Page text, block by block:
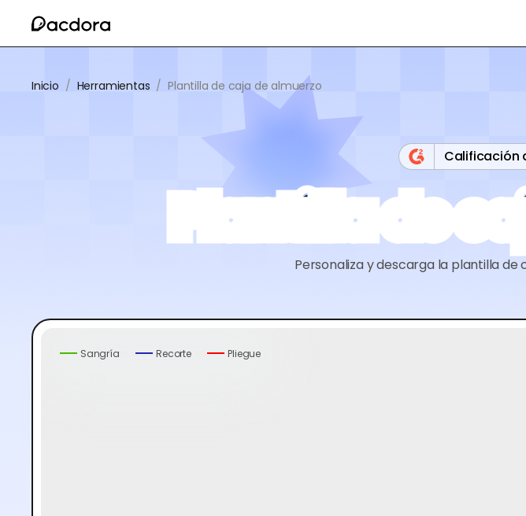
Inicio / Herramientas / Plantilla de caja de almuerzo
Calificación
Plantilla de
Personaliza y descarga la plantilla de
Sangría Recorte Pliegue